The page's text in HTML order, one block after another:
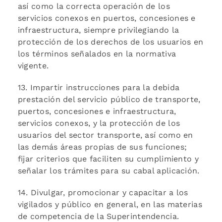
así como la correcta operación de los
servicios conexos en puertos, concesiones e
infraestructura, siempre privilegiando la
protección de los derechos de los usuarios en
los términos señalados en la normativa
vigente.
13. Impartir instrucciones para la debida
prestación del servicio público de transporte,
puertos, concesiones e infraestructura,
servicios conexos, y la protección de los
usuarios del sector transporte, así como en
las demás áreas propias de sus funciones;
fijar criterios que faciliten su cumplimiento y
señalar los trámites para su cabal aplicación.
14. Divulgar, promocionar y capacitar a los
vigilados y público en general, en las materias
de competencia de la Superintendencia.